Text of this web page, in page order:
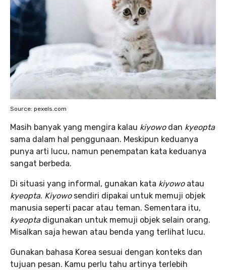
Source: pexels.com
Masih banyak yang mengira kalau kiyowodan kyeopta
sama dalam hal penggunaan. Meskipun keduanya
punya arti lucu, namun penempatan kata keduanya
sangat berbeda.
Di situasi yang informal, gunakan kata kiyowoatau
kyeopta. Kiyowosendiri dipakai untuk memuji objek
manusia seperti pacar atau teman. Sementara itu,
kyeoptadigunakan untuk memuji objek selain orang.
Misalkan saja hewan atau benda yang terlihat lucu.
Gunakan bahasa Korea sesuai dengan konteks dan
tujuan pesan. Kamu perlu tahu artinya terlebih